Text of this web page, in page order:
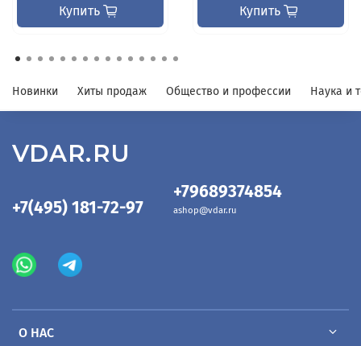
Купить Купить
Новинки Хиты продаж Общество и профессии Наука и
О НАС
+7(495) 181-72-97
+79689374854
ashop@vdar.ru
VDAR.RU